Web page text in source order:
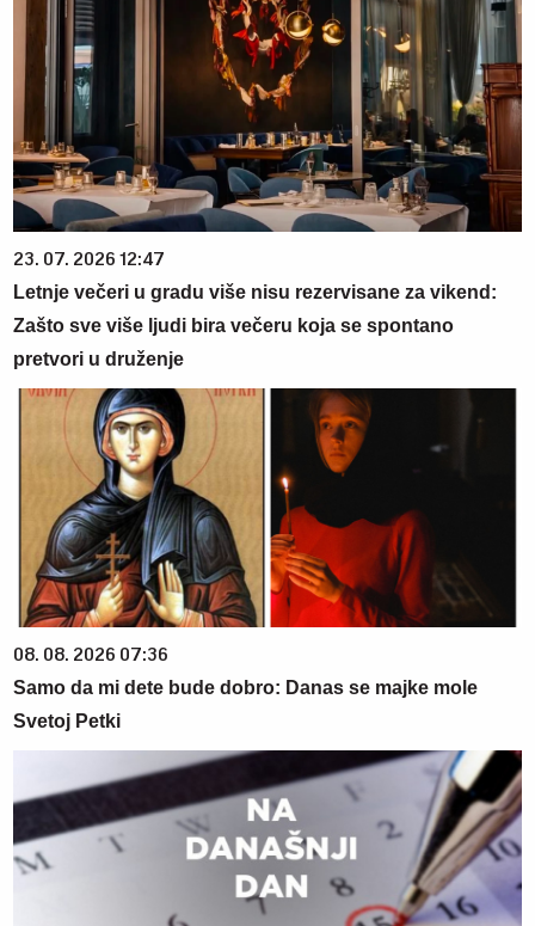
23. 07. 2026 12:47
Letnje večeri u gradu više nisu rezervisane za vikend:
Zašto sve više ljudi bira večeru koja se spontano
pretvori u druženje
08. 08. 2026 07:36
Samo da mi dete bude dobro: Danas se majke mole
Svetoj Petki